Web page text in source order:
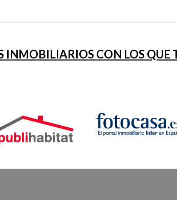
INMOBILIARIOS CON LOS